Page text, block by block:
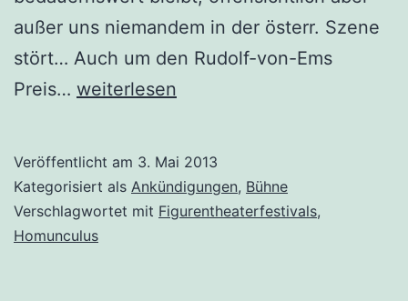
außer uns niemandem in der österr. Szene
stört… Auch um den Rudolf-von-Ems
Preis… 22.
in
Hohenems
(Vbg.)
weiterlesen
Veröffentlicht am 3. Mai 2013
Kategorisiert als Ankündigungen, Bühne
Verschlagwortet mit Figurentheaterfestivals,
Homunculus